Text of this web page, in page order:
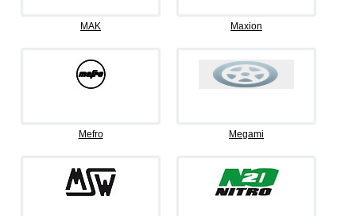
MAK Maxion
Mefro Megami